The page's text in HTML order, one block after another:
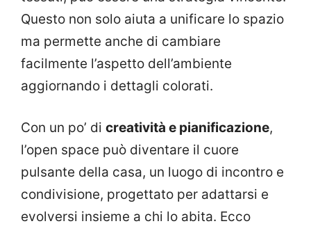
Questo non solo aiuta a unificare lo spazio
ma permette anche di cambiare
facilmente l’aspetto dell’ambiente
aggiornando i dettagli colorati.
Con un po’ di creatività e pianificazione,
l’open space può diventare il cuore
pulsante della casa, un luogo di incontro e
condivisione, progettato per adattarsi e
evolversi insieme a chi lo abita. Ecco